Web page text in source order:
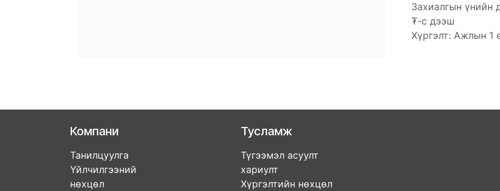
Захиалгын үнийн
₮-с дээш
Хүргэлт: Ажлын 1
Компани
Танилцуулга
Үйлчилгээний
нөхцөл
Тусламж
Түгээмэл асуулт
хариулт
Хүргэлтийн нөхцөл